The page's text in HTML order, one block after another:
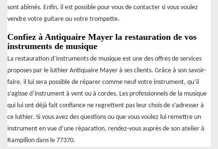
sont abîmés. Enfin, il est possible pour vous de contacter si vous voulez
vendre votre guitare ou votre trompette.
Confiez à Antiquaire Mayer la restauration de vos
instruments de musique
La restauration d’instruments de musique est une des offres de services
proposes par le luthier Antiquaire Mayer à ses clients. Grâce à son savoir-
faire, il lui sera possible de réparer comme neuf votre instrument, qu’il
s’agisse d’instrument à vent ou à cordes. Les professionnels de la musique
qui lui ont déjà fait confiance ne regrettent pas leur chois de s’adresser à
ce luthier. Si vous avez des questions ou que vous voulez lui remettre un
instrument en vue d’une réparation, rendez-vous auprès de son atelier à
Rampillon dans le 77370.